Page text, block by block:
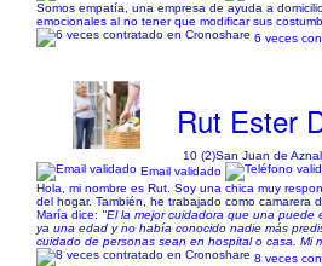
Somos empatía, una empresa de ayuda a
emocionales al no tener que modificar sus
6 veces
Rut Ester
10 (2)San Juan de
Email validado
Hola, mi nombre es Rut. Soy una chica muy
del hogar. También, he trabajado como
María dice: "El la mejor cuidadora que una puede
ya una edad y no había conocido nadie más
cuidado de personas sean en hospital o casa. Mi
8 veces